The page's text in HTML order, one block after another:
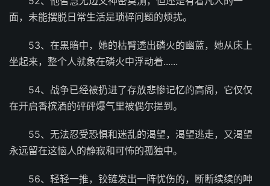
面，未能摆脱日常生活是琐碎问题的烦扰。
53、在黑暗中，她的枯臂透出磷火的幽蓝，她从床上
坐起来，整个人就象在磷火中浮动着......
54、战争已经被扔进了存放悲惨记忆的高阁，它仅仅
在开启香槟酒的砰砰爆气里被偶尔提到。
55、无法忍受恐惧和迷乱的渴望，渴望逃走，又渴望
永远留在这恼人的静寂和可怖的孤独中。
56、轻轻一推，铰链发出一阵忧伤的，断断续续的呻